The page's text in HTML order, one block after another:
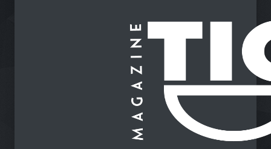
llega al Cesar
Emprendimiento
28 de septiembre de 2024
Protegiendo nuestra visión
en la era digital
Salud 28 de septiembre de 2024